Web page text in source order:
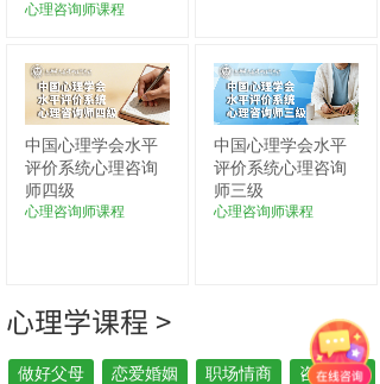
心理咨询师课程
中国心理学会水平
评价系统心理咨询
师四级
心理咨询师课程
中国心理学会水平
评价系统心理咨询
师三级
心理咨询师课程
做好父母 恋爱婚姻 职场情商 咨询初识
心理学课程 >